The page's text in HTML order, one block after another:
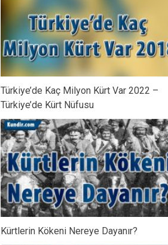
Türkiye’de Kaç Milyon Kürt Var 2022 –
Türkiye’de Kürt Nüfusu
Kürtlerin Kökeni Nereye Dayanır?